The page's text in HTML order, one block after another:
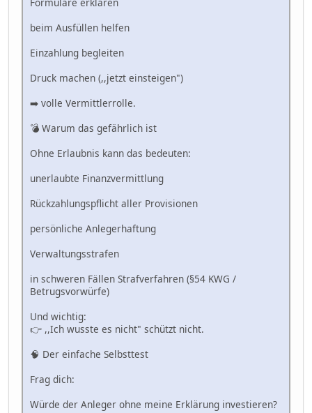
beim Ausfüllen helfen
Einzahlung begleiten
Druck machen (,,jetzt einsteigen")
➡️ volle Vermittlerrolle.
💣 Warum das gefährlich ist
Ohne Erlaubnis kann das bedeuten:
unerlaubte Finanzvermittlung
Rückzahlungspflicht aller Provisionen
persönliche Anlegerhaftung
Verwaltungsstrafen
in schweren Fällen Strafverfahren (§54 KWG /
Betrugsvorwürfe)
Und wichtig:
👉 ,,Ich wusste es nicht" schützt nicht.
🧠 Der einfache Selbsttest
Frag dich:
Würde der Anleger ohne meine Erklärung investieren?